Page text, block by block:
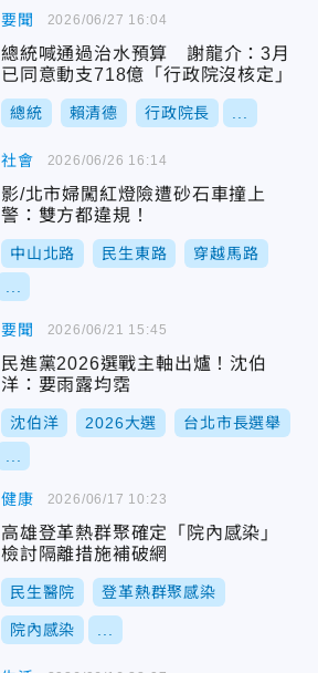
要聞
總統喊通過治水預算 謝龍介：3月
已同意動支718億「行政院沒核定」
總統 賴清德 行政院長
2026/06/27 16:04
社會
影/北市婦闖紅燈險遭砂石車撞上
警：雙方都違規！
中山北路 民生東路 穿越馬路
2026/06/26 16:14
要聞
民進黨2026選戰主軸出爐！沈伯
洋：要雨露均霑
沈伯洋 2026大選 台北市長選舉
2026/06/21 15:45
健康
高雄登革熱群聚確定「院內感染」
檢討隔離措施補破網
民生醫院 登革熱群聚感染
院內感染
2026/06/17 10:23